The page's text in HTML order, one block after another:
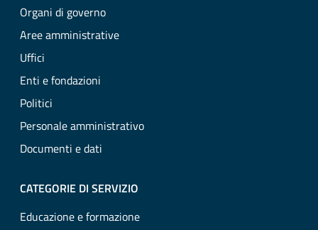
Organi di governo
Aree amministrative
Uffici
Enti e fondazioni
Politici
Personale amministrativo
Documenti e dati
CATEGORIE DI SERVIZIO
Educazione e formazione